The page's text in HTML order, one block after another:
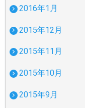
2016年1月
2015年12月
2015年11月
2015年10月
2015年9月